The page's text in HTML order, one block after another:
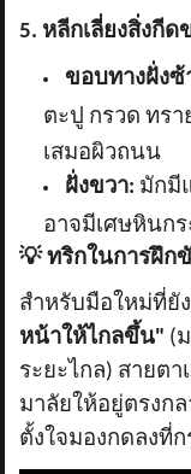
5. หลีกเลี่ยงสิ่งกี
ขอบทางฝั่งซ้
ตะปู กรวด ทร
เสมอผิวถนน
ฝั่งขวา: มักมี
อาจมีเศษหินกร
💡ทริกในการฝึก
สำหรับมือใหม่ที่ยั
หน้าให้ไกลขึ้น" (
ระยะไกล) สายต
มาลัยให้อยู่ตรงก
ตั้งใจมองกดลงที่